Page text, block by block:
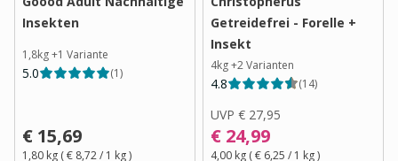
Insekten
1,8kg+1 Variante
5.0 (1)
€ 15,69
1,80 kg (€ 8,72/ 1 kg)
Getreidefrei - Forelle +
Insekt
4kg+2Varianten
4.8 (14)
UVP € 27,95
€ 24,99
4,00 kg (€ 6,25 / 1 kg)